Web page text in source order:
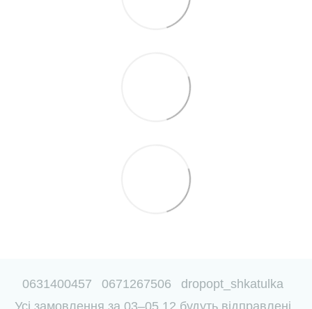
0631400457 0671267506
dropopt_shkatulka
Усі замовлення за 03–05.12 будуть відправлені